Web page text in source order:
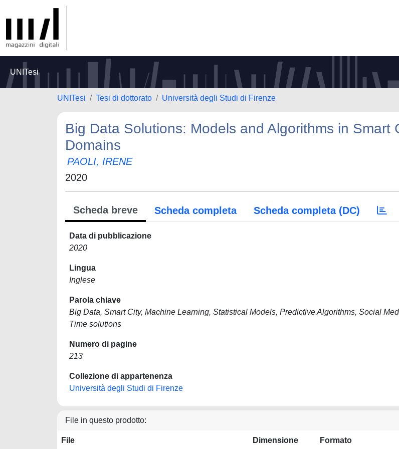
UNITesi
UNITesi Tesi di dottorato Università degli Studi di Firenze
Big Data Solutions: Models and Algorithms in Smart
Domains
PAOLI, IRENE
2020
Scheda breve Scheda completa Scheda completa (DC)
Data di pubblicazione
2020
Lingua
Inglese
Parola chiave
Big Data, Smart City, Machine Learning, Statistical Models, Predictive Algorithms, Social
Time solutions
Numero di pagine
213
Collezione di appartenenza
Università degli Studi di Firenze
File in questo prodotto:
File Dimensione Formato